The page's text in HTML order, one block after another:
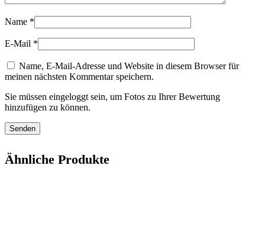
Name *
E-Mail *
Name, E-Mail-Adresse und Website in diesem Browser für
meinen nächsten Kommentar speichern.
Sie müssen eingeloggt sein, um Fotos zu Ihrer Bewertung
hinzufügen zu können.
Ähnliche Produkte